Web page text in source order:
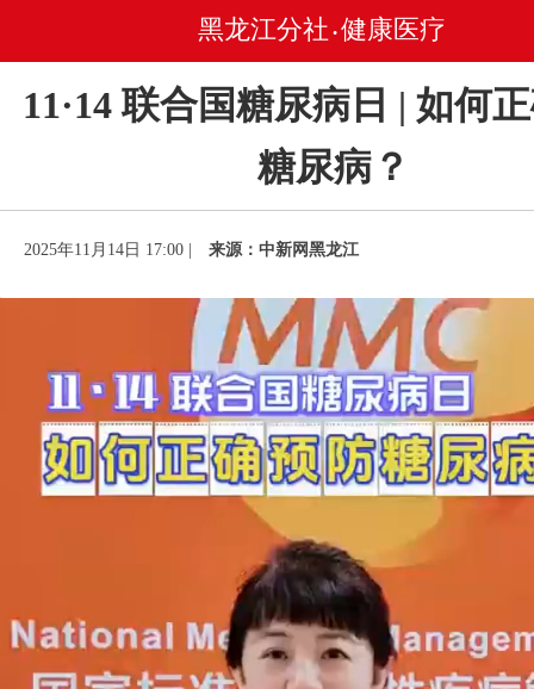
黑龙江分社 • 健康医疗
11·14 联合国糖尿病日 | 如何
糖尿病？
2025年11月14日 17:00 | 来源：中新网黑龙江